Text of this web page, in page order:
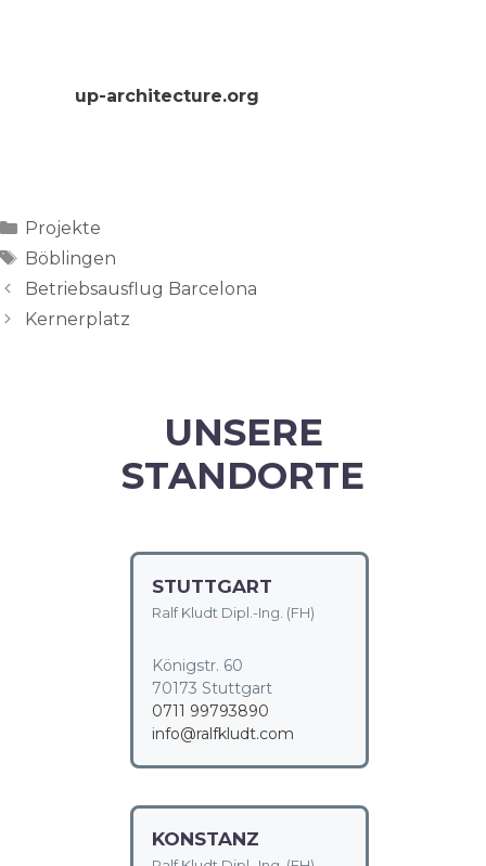
up-architecture.org
Categories
Projekte
Tags
Böblingen
Betriebsausflug Barcelona
Kernerplatz
UNSERE
STANDORTE
STUTTGART
Ralf Kludt Dipl.-Ing. (FH)
Königstr. 60
70173 Stuttgart
0711 99793890
info@ralfkludt.com
KONSTANZ